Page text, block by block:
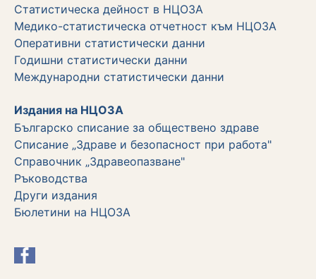
Статистическа дейност в НЦОЗА
Медико-статистическа отчетност към НЦОЗА
Оперативни статистически данни
Годишни статистически данни
Международни статистически данни
Издания на НЦОЗА
Българско списание за обществено здраве
Списание „Здраве и безопасност при работа"
Справочник „Здравеопазване"
Ръководства
Други издания
Бюлетини на НЦОЗА